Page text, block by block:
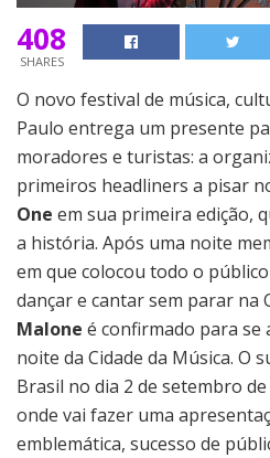
408
SHARES
O novo festival de música,
Paulo entrega um presente
moradores e turistas: a
primeiros headliners a pisar
One em sua primeira edição,
a história. Após uma noite
em que colocou todo o
dançar e cantar sem parar na
Malone é confirmado para
noite da Cidade da Música. O
Brasil no dia 2 de setembro
onde vai fazer uma
emblemática, sucesso de